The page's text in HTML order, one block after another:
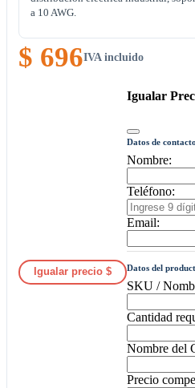
a 10 AWG.
$ 696IVA incluido
Igualar precio $
Igualar
Datos de contacto
Nombre:
Teléfono:
Email:
Datos del
SKU /
Cantidad
Nombre del
Precio